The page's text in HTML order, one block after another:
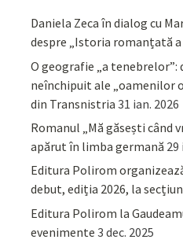
Daniela Zeca în dialog cu
despre „Istoria romanțată a
O geografie „a tenebrelor”:
neînchipuit ale „oamenilor
din Transnistria 31 ian. 2026
Romanul „Mă găsești când
apărut în limba germană 29
Editura Polirom
debut, ediția 2026, la
Editura Polirom la
evenimente 3 dec. 2025